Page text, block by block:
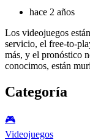
hace 2 años
Los videojuegos
servicio, el free-to-
más, y el pronóstico
conocimos, están
Categoría
🎮️
Videojuegos